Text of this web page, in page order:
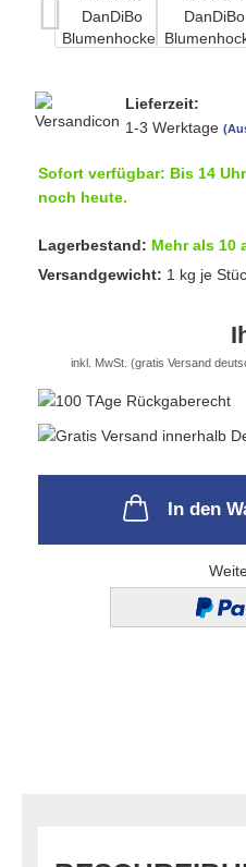
Lieferzeit:
1-3 Werktage
Sofort verfügbar: Bis 14
noch heute.
Lagerbestand: Mehr als 10
Versandgewicht: 1 kg je
inkl. MwSt. (gratis Versand
In den